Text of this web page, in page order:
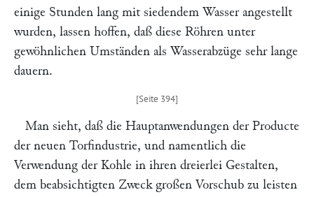
einige Stunden lang mit siedendem Wasser angestellt
wurden, lassen hoffen, daß diese Röhren unter
gewöhnlichen Umständen als Wasserabzüge sehr lange
dauern.
Man sieht, daß die Hauptanwendungen der Producte
der neuen Torfindustrie, und namentlich die
Verwendung der Kohle in ihren dreierlei Gestalten,
dem beabsichtigten Zweck großen Vorschub zu leisten